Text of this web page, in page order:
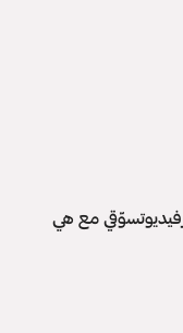
فيديوتسوّقي مع هي